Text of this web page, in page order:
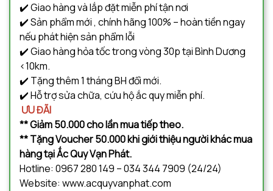
✔️ Giao hàng và lắp đặt miễn phí tận nơi
✔️ Sản phẩm mới , chính hãng 100% – hoàn tiền ngay
nếu phát hiện sản phẩm lỗi
✔️ Giao hàng hỏa tốc trong vòng 30p tại Bình Dương
<10km.
✔️ Tặng thêm 1 tháng BH đổi mới.
✔️ Hỗ trợ sửa chữa, cứu hộ ắc quy miễn phí.
ƯU ĐÃI
** Giảm 50.000 cho lần mua tiếp theo.
** Tặng Voucher 50.000 khi giới thiệu người khác mua
hàng tại Ắc Quy Vạn Phát.
Hotline: 0967 280 149 – 034 344 7909 (24/24)
Website: www.acquyvanphat.com